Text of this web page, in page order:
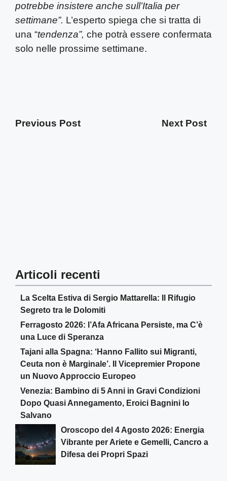
potrebbe insistere anche sull’Italia per
settimane”. L’esperto spiega che si tratta di
una “tendenza”, che potrà essere confermata
solo nelle prossime settimane.
Previous Post Next Post
Articoli recenti
La Scelta Estiva di Sergio Mattarella: Il Rifugio
Segreto tra le Dolomiti
Ferragosto 2026: l’Afa Africana Persiste, ma C’è
una Luce di Speranza
Tajani alla Spagna: ‘Hanno Fallito sui Migranti,
Ceuta non è Marginale’. Il Vicepremier Propone
un Nuovo Approccio Europeo
Venezia: Bambino di 5 Anni in Gravi Condizioni
Dopo Quasi Annegamento, Eroici Bagnini lo
Salvano
Oroscopo del 4 Agosto 2026: Energia
Vibrante per Ariete e Gemelli, Cancro a
Difesa dei Propri Spazi